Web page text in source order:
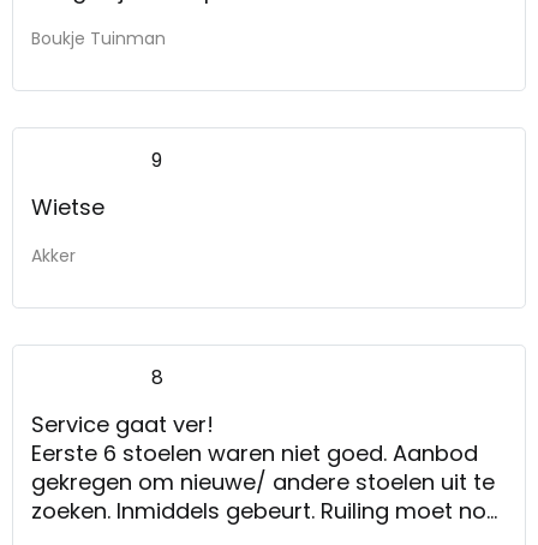
Boukje Tuinman
9
Wietse
Akker
8
Service gaat ver!
Eerste 6 stoelen waren niet goed. Aanbod
gekregen om nieuwe/ andere stoelen uit te
zoeken. Inmiddels gebeurt. Ruiling moet nog